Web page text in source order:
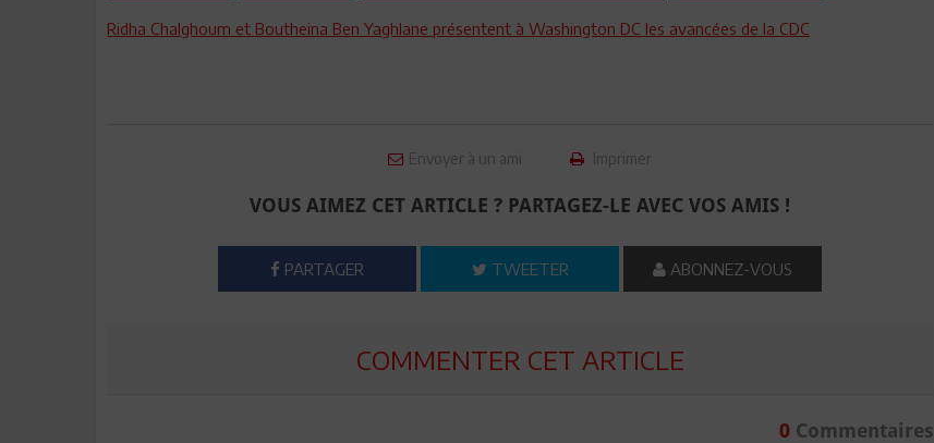
Ridha Chalghoum et Boutheina Ben Yaghlane présentent à Washington DC les avancées de la CDC
Envoyer à un ami Imprimer
VOUS AIMEZ CET ARTICLE ? PARTAGEZ-LE AVEC VOS AMIS !
PARTAGER TWEETER ABONNEZ-VOUS
COMMENTER CET ARTICLE
0Commentaires